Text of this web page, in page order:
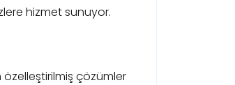
hizmet sunuyor.
çözümler